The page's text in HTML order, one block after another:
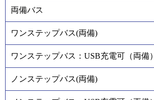
両備バス
ワンステップバス(両備)
ワンステップバス：USB充電可（両備）
ノンステップバス(両備)